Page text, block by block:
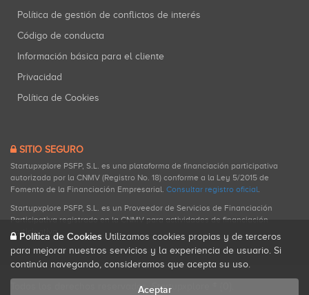
Política de gestión de conflictos de interés
Código de conducta
Información básica para el cliente
Privacidad
Política de Cookies
SITIO SEGURO
Startupxplore PSFP, S.L. es una plataforma de financiación participativa
autorizada por la CNMV (Registro No. 18) conforme a la Ley 5/2015 de
Fomento de la Financiación Empresarial. Consultar registro oficial
Startupxplore PSFP, S.L. es un Proveedor de Servicios de Financiación
Participativa registrado en la CNMV para actividades de financiación
participativa.
Todos los derechos reservados. Startupxplore ® {0}.
Política de Cookies Utilizamos cookies propias y de terceros
para mejorar nuestros servicios y la experiencia de usuario. Si
continúa navegando, consideramos que acepta su uso.
Aceptar